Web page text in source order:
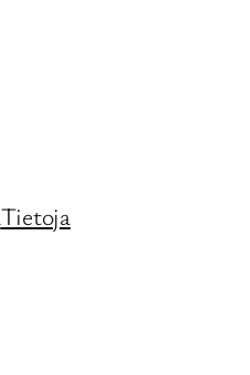
Tietoja